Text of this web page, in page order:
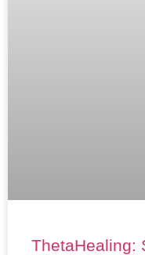
ThetaHealing: